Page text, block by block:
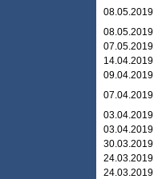
08.05.2019
08.05.2019
07.05.2019
14.04.2019
09.04.2019
07.04.2019
03.04.2019
03.04.2019
30.03.2019
24.03.2019
24.03.2019